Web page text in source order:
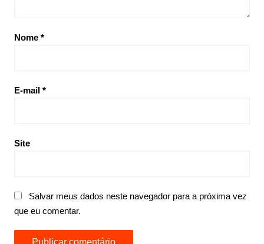
Nome *
E-mail *
Site
Salvar meus dados neste navegador para a próxima vez
que eu comentar.